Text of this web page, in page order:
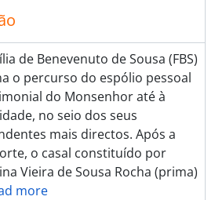
de Benevenuto de Sousa (FBS)
o percurso do espólio pessoal
do Monsenhor até à
no seio dos seus
mais directos. Após a
o casal constituído por
Vieira de Sousa Rocha (prima)
more